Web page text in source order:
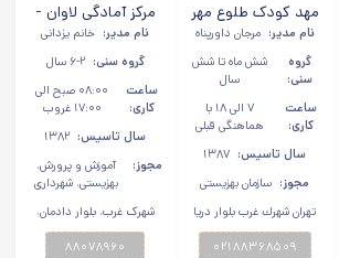
مهد کودک طلوع مهر
شهرک غربنام مدیر: مرجان داورپناه
گروه
سنی:
شش ماه تا شش
سال
ساعت
کاری:
۷ الی ۱۸ با
هماهنگی قبلی
سال تاسیس: ۱۳۸۷
مجوز: سازمان بهزیستی
تهران شهرك غرب بلوار دريا
خيابان موج توحيد چهارم
پلاك ١٢٨
۰۲۱۸۸۳۶۸۵۰۹
مرکز آمادگی لاوان -
شعبه ۲ شهرک غرب
شهرک غرب
نام مدیر: خانم یزدانی
گروه سنی: ۶-۲ سال
ساعت
کاری:
۰۸:۰۰ صبح الی
۱۷:۰۰ غروب
سال تاسیس: ۱۳۸۲
مجوز:
آموزش و پرورش،
بهزیستی، شهرداری
شهرک غرب، بلوار دادمان،
روبروی پارک دادمان (پمپ
بنزین)، پلاک ۱۱۳
۸۸۰۷۸۹۶۰